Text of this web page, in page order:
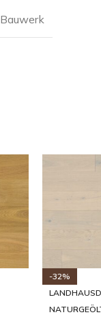
Bauwerk
-31%